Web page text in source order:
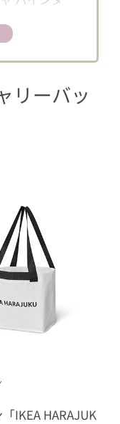
チーズス
グ グリーン
ーザーバッ
リーバッ
IKEA HARAJUK